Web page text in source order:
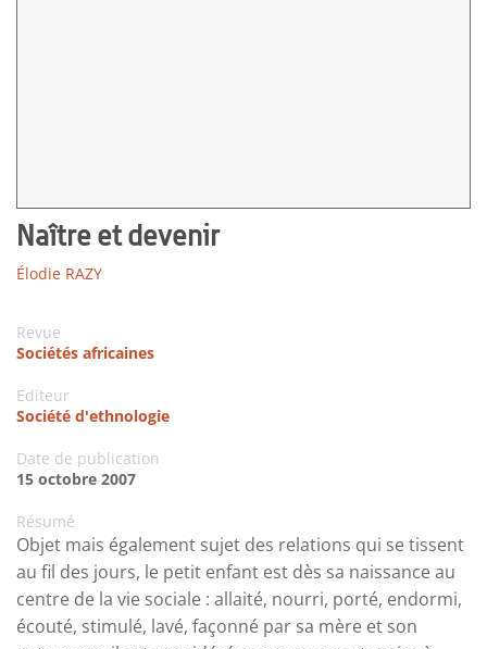
Naître et devenir
Élodie RAZY
Revue
Sociétés africaines
Editeur
Société d'ethnologie
Date de publication
15 octobre 2007
Résumé
Objet mais également sujet des relations qui se tissent
au fil des jours, le petit enfant est dès sa naissance au
centre de la vie sociale : allaité, nourri, porté, endormi,
écouté, stimulé, lavé, façonné par sa mère et son